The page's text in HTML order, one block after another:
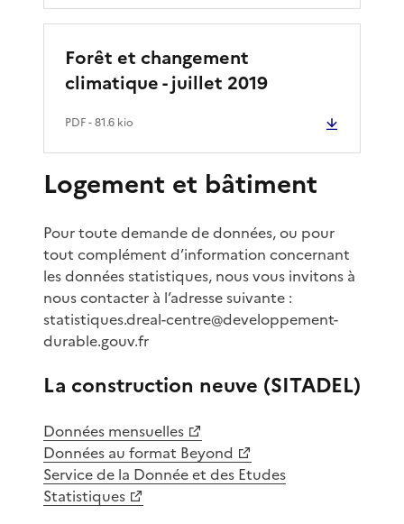
Forêt et changement
climatique - juillet 2019
PDF- 81.6 kio
Logement et bâtiment
Pour toute demande de données, ou pour
tout complément d’information concernant
les données statistiques, nous vous invitons à
nous contacter à l’adresse suivante :
statistiques.dreal-centre@developpement-
durable.gouv.fr
La construction neuve (SITADEL)
Données mensuelles
Données au format Beyond
Service de la Donnée et des Etudes
Statistiques